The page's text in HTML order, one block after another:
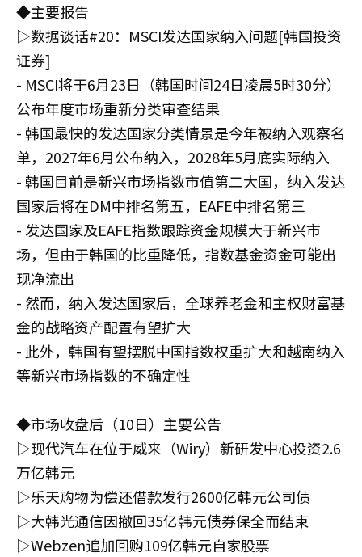
◆主要报告
▷数据谈话#20：MSCI发达国家纳入问题[韩国投资
证券]
- MSCI将于6月23日（韩国时间24日凌晨5时30分）
公布年度市场重新分类审查结果
- 韩国最快的发达国家分类情景是今年被纳入观察名
单，2027年6月公布纳入，2028年5月底实际纳入
- 韩国目前是新兴市场指数市值第二大国，纳入发达
国家后将在DM中排名第五，EAFE中排名第三
- 发达国家及EAFE指数跟踪资金规模大于新兴市
场，但由于韩国的比重降低，指数基金资金可能出
现净流出
- 然而，纳入发达国家后，全球养老金和主权财富基
金的战略资产配置有望扩大
- 此外，韩国有望摆脱中国指数权重扩大和越南纳入
等新兴市场指数的不确定性
◆市场收盘后（10日）主要公告
▷现代汽车在位于威来（Wiry）新研发中心投资2.6
万亿韩元
▷乐天购物为偿还借款发行2600亿韩元公司债
▷大韩光通信因撤回35亿韩元债券保全而结束
▷Webzen追加回购109亿韩元自家股票